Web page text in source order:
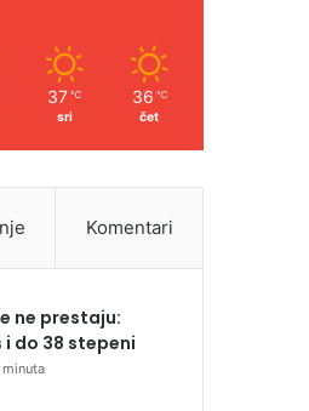
37 ℃
sri
36 ℃
čet
Komentari
ne prestaju:
i do 38 stepeni